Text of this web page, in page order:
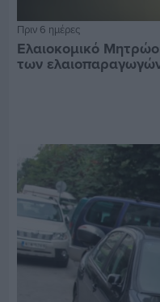
Πριν 6 ημέρες
Ελαιοκομικό
των